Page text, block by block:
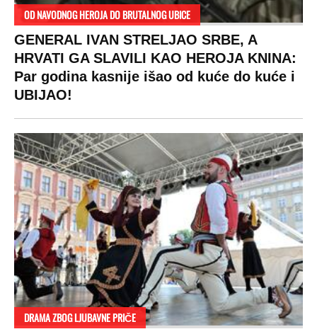
OD NAVODNOG HEROJA DO BRUTALNOG UBICE
GENERAL IVAN STRELJAO SRBE, A
HRVATI GA SLAVILI KAO HEROJA KNINA:
Par godina kasnije išao od kuće do kuće i
UBIJAO!
DRAMA ZBOG LJUBAVNE PRIČE